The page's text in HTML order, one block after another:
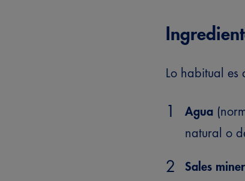
Lo habitual
Agua
natural o
Sales